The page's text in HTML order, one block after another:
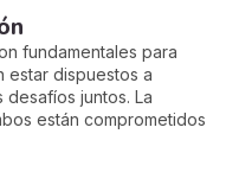
fundamentales para
estar dispuestos a
juntos. La
están comprometidos